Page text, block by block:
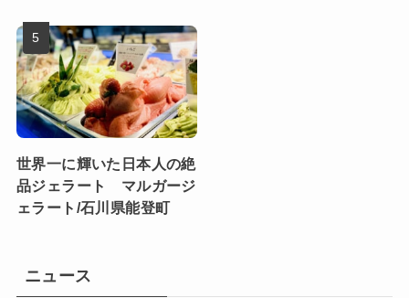
世界一に輝いた日本人の絶
品ジェラート マルガージ
ェラート/石川県能登町
ニュース